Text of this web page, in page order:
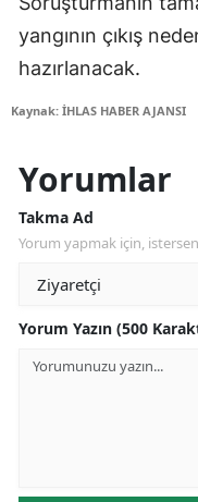
yangının çıkış
hazırlanacak.
Kaynak: İHLAS HABER AJANSI
Yorumlar
Takma Ad
Yorum yapmak için,
Yorum Yazın (500